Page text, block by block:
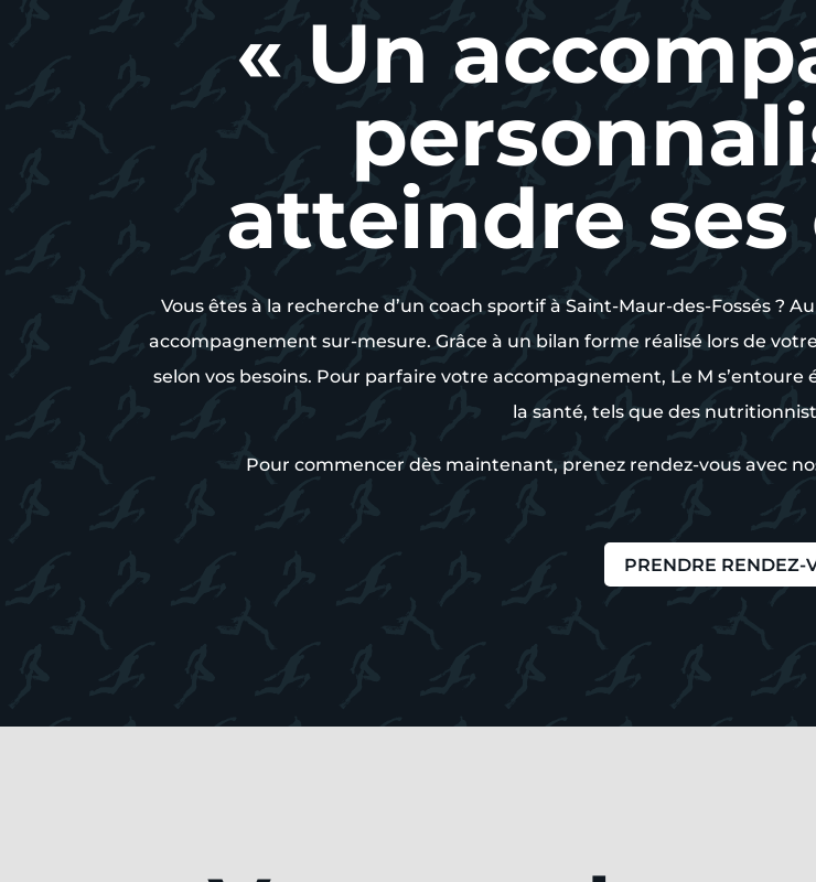
« Un
atteindre
Vous êtes à la recherche d’un coach sportif à Saint-Maur-des-Fossés ?
accompagnement sur-mesure. Grâce à un bilan forme réalisé lors de
selon vos besoins. Pour parfaire votre accompagnement, Le M s’entoure
la santé, tels que des
Pour commencer dès maintenant, prenez rendez-vous avec
PRENDRE RENDEZ-